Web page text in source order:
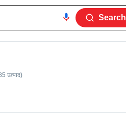
Search
उत्पाद)